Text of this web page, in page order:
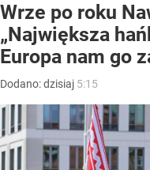
Wrze po roku
„Największa
Europa nam go
Dodano:dzisiaj 5:15